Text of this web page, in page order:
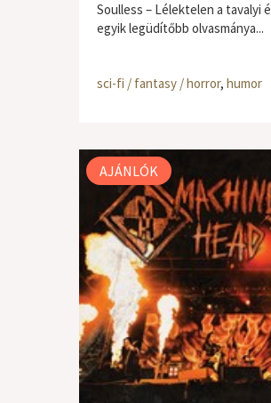
Soulless – Lélektelen a tavalyi
egyik legüdítőbb olvasmánya...
sci-fi / fantasy / horror, humor
AJÁNLÓK